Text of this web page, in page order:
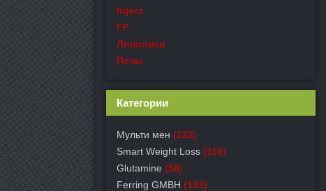
Inject
ГР
Липолики
Пепы
Категории
Мульти мен (122)
Smart Weight Loss (118)
Glutamine (58)
Ferring GMBH (123)